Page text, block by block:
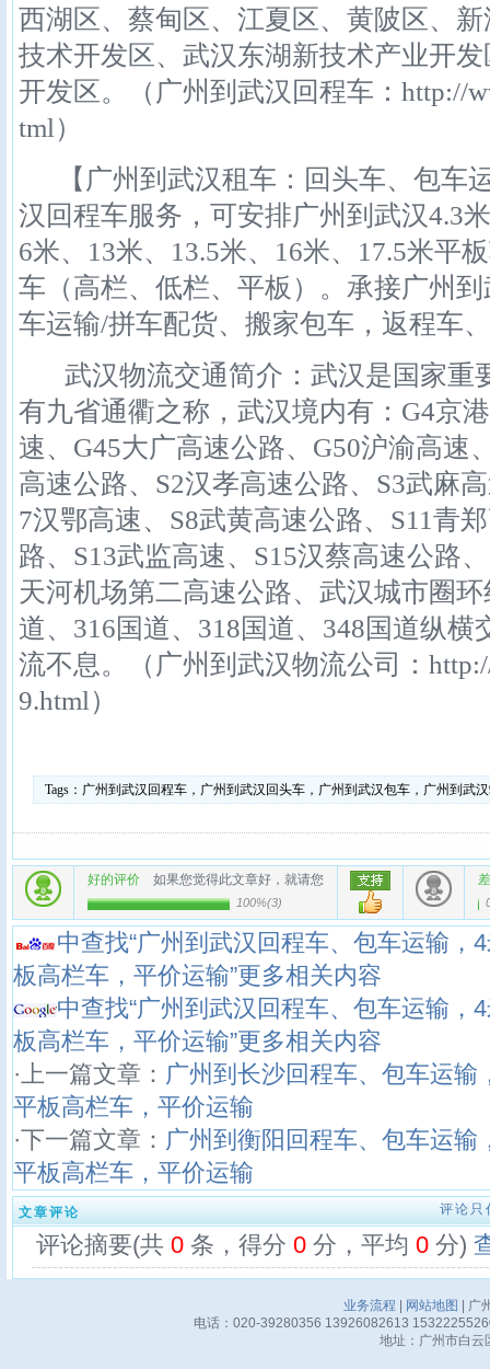
西湖区、蔡甸区、江夏区、黄陂区、
技术开发区、武汉东湖新技术产业开
开发区。（广州到武汉回程车：http://
tml）
【广州到武汉租车：回头车、包车
汉回程车服务，可安排广州到武汉4.3
6米、13米、13.5米、16米、17.5米平
车（高栏、低栏、平板）。承接广州
车运输/拼车配货、搬家包车，返程车
武汉物流交通简介：武汉是国家重
有九省通衢之称，武汉境内有：G4京
速、G45大广高速公路、G50沪渝高速
高速公路、S2汉孝高速公路、S3武麻
7汉鄂高速、S8武黄高速公路、S11青
路、S13武监高速、S15汉蔡高速公路
天河机场第二高速公路、武汉城市圈
道、316国道、318国道、348国道纵
流不息。（广州到武汉物流公司：
9.html）
Tags： 广州到武汉回程车，广州到武汉回头车，广州到武汉包车，广州到武
好的评价 如果您觉得此文章好，就请您
100%(3)
中查找“广州到武汉回程车、包车运输，
板高栏车，平价运输”更多相关内容
中查找“广州到武汉回程车、包车运输，
板高栏车，平价运输”更多相关内容
·上一篇文章： 广州到长沙回程车、包车运
平板高栏车，平价运输
·下一篇文章： 广州到衡阳回程车、包车运
平板高栏车，平价运输
文章评论 评论只
评论摘要(共 0 条，得分 0 分，平均 0 分)
业务流程 网站地图
| 广
电话：020-39280356 13926082613
地址：广州市白云